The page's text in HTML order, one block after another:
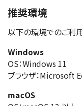
推奨環境
以下の環境でのご利
Windows
OS：Windows 11
ブラウザ：Microsoft
macOS